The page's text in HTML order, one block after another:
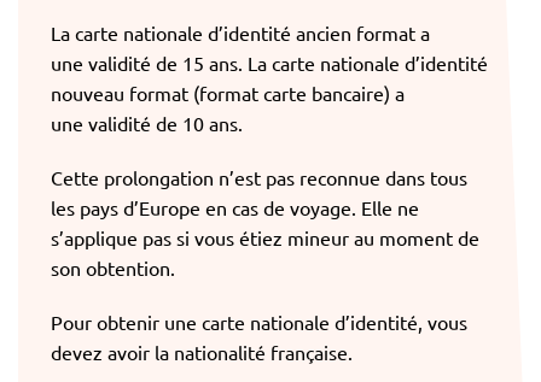
La carte nationale d’identité ancien format a
une validité de 15 ans. La carte nationale d’identité
nouveau format (format carte bancaire) a
une validité de 10 ans.
Cette prolongation n’est pas reconnue dans tous
les pays d’Europe en cas de voyage. Elle ne
s’applique pas si vous étiez mineur au moment de
son obtention.
Pour obtenir une carte nationale d’identité, vous
devez avoir la nationalité française.